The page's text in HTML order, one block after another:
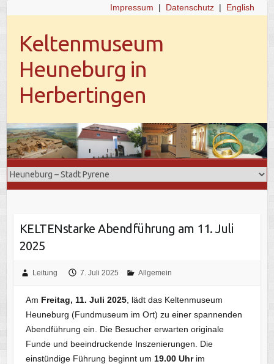
Impressum | Datenschutz| English
Keltenmuseum
Heuneburg in
Herbertingen
KELTENstarke Abendführung am 11. Juli
2025
Leitung 7. Juli 2025 Allgemein
Am Freitag, 11. Juli 2025, lädt das Keltenmuseum
Heuneburg (Fundmuseum im Ort) zu einer spannenden
Abendführung ein. Die Besucher erwarten originale
Funde und beeindruckende Inszenierungen. Die
einstündige Führung beginnt um 19.00 Uhrim